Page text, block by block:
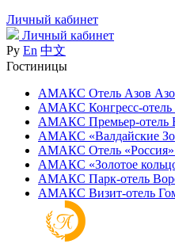
Личный кабинет
Личный кабинет
Ру En 中文
Гостиницы
АМАКС Отель ‎Азов
АМАКС Конгресс-отель
АМАКС Премьер-отель
АМАКС «‎Валдайские
АМАКС Отель «‎Россия»
АМАКС «‎Золотое
АМАКС Парк-отель
АМАКС Визит-отель